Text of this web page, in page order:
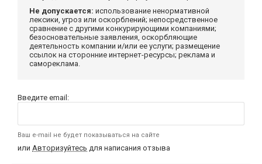
Не допускается: использование ненормативной
лексики, угроз или оскорблений; непосредственное
сравнение с другими конкурирующими компаниями;
безосновательные заявления, оскорбляющие
деятельность компании и/или ее услуги; размещение
ссылок на сторонние интернет-ресурсы; реклама и
самореклама.
Введите email:
Ваш e-mail не будет показываться на сайте
или Авторизуйтесь для написания отзыва